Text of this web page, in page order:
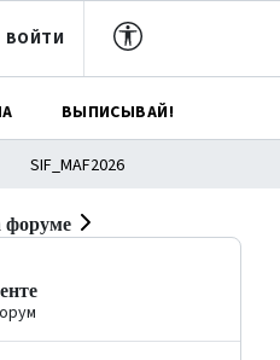
ВОЙТИ
ВЫПИСЫВАЙ!
SIF_MAF2026
форуме